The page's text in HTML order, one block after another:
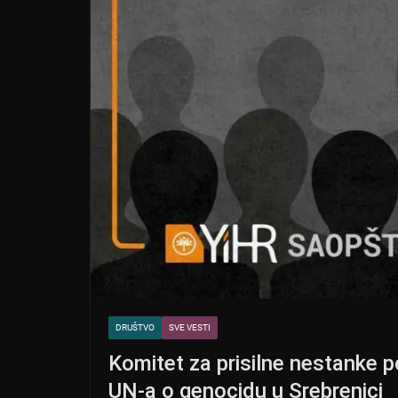
DRUŠTVO SVE VESTI
Komitet za prisilne nestanke
UN-a o genocidu u Srebrenici